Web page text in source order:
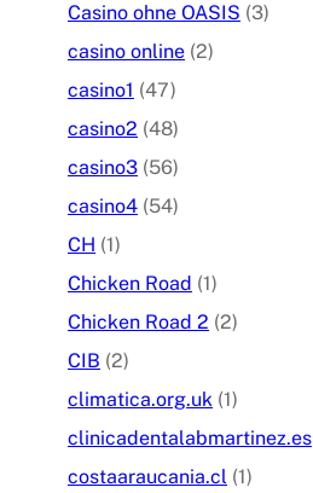
Casino ohne OASIS (3)
casino online (2)
casino1 (47)
casino2 (48)
casino3 (56)
casino4 (54)
CH (1)
Chicken Road (1)
Chicken Road 2 (2)
CIB (2)
climatica.org.uk (1)
clinicadentalabmartinez.es
costaaraucania.cl (1)